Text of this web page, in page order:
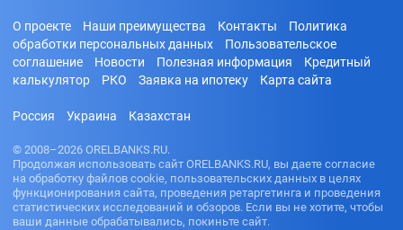
О проекте Наши преимущества Контакты
Политика
обработки персональных данных
Пользовательское
соглашение
Новости Полезная информация
Кредитный
калькулятор
РКО Заявка на ипотеку Карта сайта
Россия Украина Казахстан
© 2008–2026 ORELBANKS.RU.
Продолжая использовать сайт ORELBANKS.RU, вы даете согласие
на обработку файлов cookie, пользовательских данных в целях
функционирования сайта, проведения ретаргетинга и проведения
статистических исследований и обзоров. Если вы не хотите, чтобы
ваши данные обрабатывались, покиньте сайт.